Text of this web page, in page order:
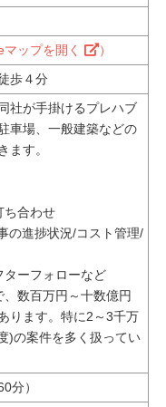
マップを開く
）
歩４分
社が手掛けるプレハブ
車場、一般建築などの
ます。
ち合わせ
の進捗状況/コスト管理/
ーフォローなど
数百万円～十数億円
ります。特に2～3千万
)の案件を多く扱ってい
分）